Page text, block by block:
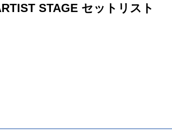
STAGE セットリスト